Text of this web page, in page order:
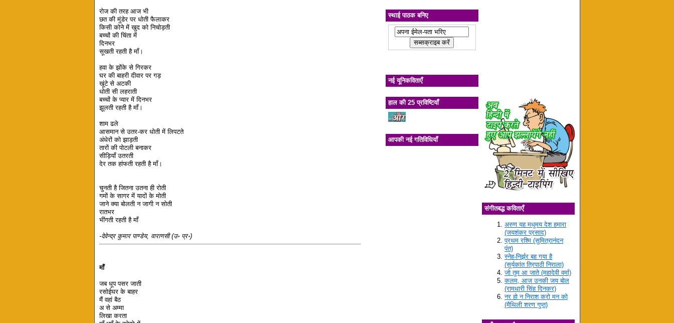
रोज की तरह आज भी
छत की मुंडेर पर धोती फैलाकर
किसी कोने में खुद को निचोड़ती
बच्चों की चिंता में
दिनभर
सूखती रहती है माँ।
हवा के झोंके से गिरकर
घर की बाहरी दीवार पर गड़
खूंटे से अटकी
धोती सी लहराती
बच्चों के प्यार में दिनभर
झूलती रहती है माँ।
शाम ढले
आसमान से उतर-कर धोती में लिपटते
अंधेरों को झाड़ती
तारों की पोटली बनाकर
सीड़ियाँ उतरती
देर तक हांफती रहती है माँ।
चुनती है जितना उतना ही रोती
गमों के सागर में यादों के मोती
जाने क्या बोलती न जागी न सोती
रातभर
भींगती रहती है माँ
-देवेन्द्र कुमार पाण्डेय, वाराणसी (उ॰ प्र॰)
माँ
जब धूप पसर जाती
रसोईघर के बाहर
मैं वहां बैठ
अ से अम्मा
लिखा करता
स्थाई पाठक बनिए
नई यूनिकविताएँ
हाल की 25 प्रविष्टियाँ
आपकी नई गतिविधियाँ
संगीतबद्ध कविताएँ
अरुण यह मधुमय देश हमारा
(जयशंकर प्रसाद)
प्रथम रश्मि (सुमित्रानंदन
पंत)
स्नेह-निर्झर बह गया है
(सूर्यकांत त्रिपाठी निराला)
जो तुम आ जाते (महादेवी वर्मा)
कलम, आज उनकी जय बोल
(रामधारी सिंह दिनकर)
नर हो न निराश करो मन को
(मैथिली शरण गुप्त)